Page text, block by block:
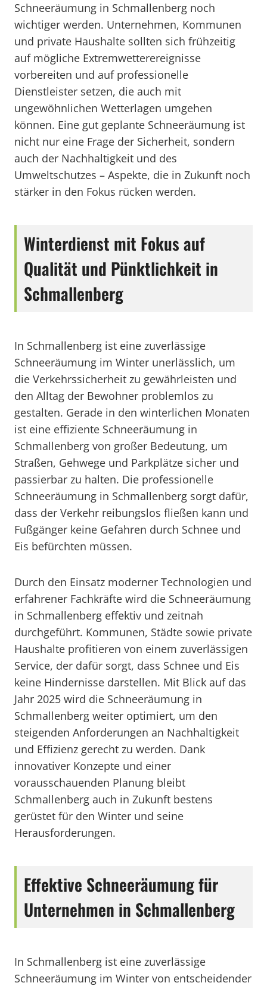
Schneeräumung in Schmallenberg noch
wichtiger werden. Unternehmen, Kommunen
und private Haushalte sollten sich frühzeitig
auf mögliche Extremwetterereignisse
vorbereiten und auf professionelle
Dienstleister setzen, die auch mit
ungewöhnlichen Wetterlagen umgehen
können. Eine gut geplante Schneeräumung ist
nicht nur eine Frage der Sicherheit, sondern
auch der Nachhaltigkeit und des
Umweltschutzes – Aspekte, die in Zukunft noch
stärker in den Fokus rücken werden.
Winterdienst mit Fokus auf
Qualität und Pünktlichkeit in
Schmallenberg
In Schmallenberg ist eine zuverlässige
Schneeräumung im Winter unerlässlich, um
die Verkehrssicherheit zu gewährleisten und
den Alltag der Bewohner problemlos zu
gestalten. Gerade in den winterlichen Monaten
ist eine effiziente Schneeräumung in
Schmallenberg von großer Bedeutung, um
Straßen, Gehwege und Parkplätze sicher und
passierbar zu halten. Die professionelle
Schneeräumung in Schmallenberg sorgt dafür,
dass der Verkehr reibungslos fließen kann und
Fußgänger keine Gefahren durch Schnee und
Eis befürchten müssen.
Durch den Einsatz moderner Technologien und
erfahrener Fachkräfte wird die Schneeräumung
in Schmallenberg effektiv und zeitnah
durchgeführt. Kommunen, Städte sowie private
Haushalte profitieren von einem zuverlässigen
Service, der dafür sorgt, dass Schnee und Eis
keine Hindernisse darstellen. Mit Blick auf das
Jahr 2025 wird die Schneeräumung in
Schmallenberg weiter optimiert, um den
steigenden Anforderungen an Nachhaltigkeit
und Effizienz gerecht zu werden. Dank
innovativer Konzepte und einer
vorausschauenden Planung bleibt
Schmallenberg auch in Zukunft bestens
gerüstet für den Winter und seine
Herausforderungen.
Effektive Schneeräumung für
Unternehmen in Schmallenberg
In Schmallenberg ist eine zuverlässige
Schneeräumung im Winter von entscheidender